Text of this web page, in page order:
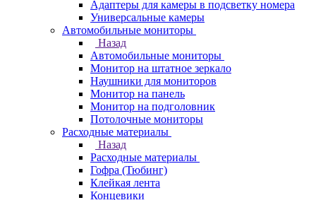
Адаптеры для камеры в подсветку номера
Универсальные камеры
Автомобильные мониторы
Назад
Автомобильные мониторы
Монитор на штатное зеркало
Наушники для мониторов
Монитор на панель
Монитор на подголовник
Потолочные мониторы
Расходные материалы
Назад
Расходные материалы
Гофра (Тюбинг)
Клейкая лента
Концевики